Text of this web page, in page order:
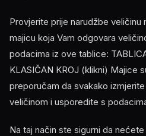
Provjerite prije narudžbe veličinu
majicu koja Vam odgovara
podacima iz ove tablice:
KLASIČAN KROJ (klikni) Majice
preporučam da svakako
veličinom i usporedite s
Na taj način ste sigurni da